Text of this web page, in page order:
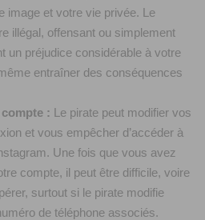
image et votre vie privée. Le
illégal, offensant ou simplement
un préjudice considérable à votre
entraîner des conséquences
: Le pirate peut modifier vos
et vous empêcher d’accéder à
Une fois que vous avez
compte, il peut être difficile, voire
surtout si le pirate modifie
de téléphone associés.